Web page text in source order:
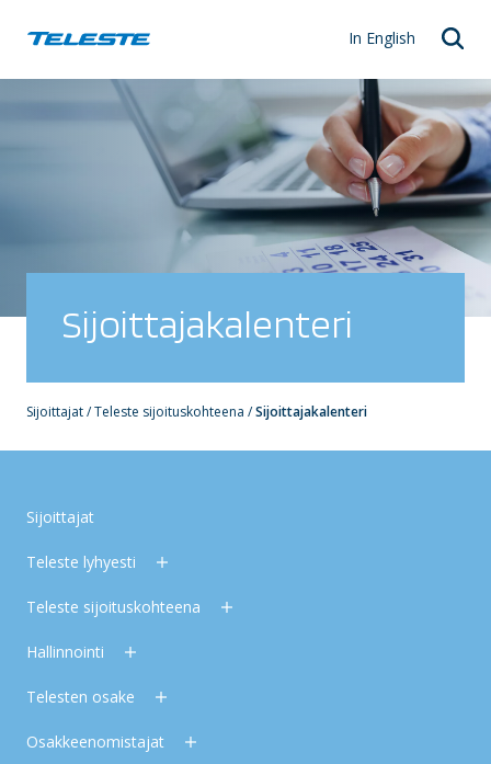
In English
Sijoittajakalenteri
Sijoittajat/Teleste sijoituskohteena /Sijoittajakalenteri
Sijoittajat
Teleste lyhyesti
Teleste sijoituskohteena
Hallinnointi
Telesten osake
Osakkeenomistajat